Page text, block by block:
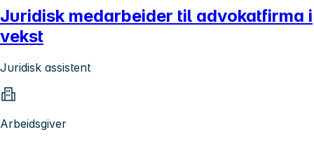
Juridisk medarbeider til advokatfirma i
vekst
Juridisk assistent
Arbeidsgiver